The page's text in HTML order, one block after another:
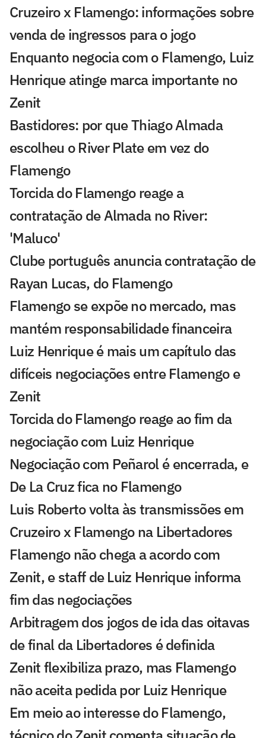
Cruzeiro x Flamengo: informações sobre
venda de ingressos para o jogo
Enquanto negocia com o Flamengo, Luiz
Henrique atinge marca importante no
Zenit
Bastidores: por que Thiago Almada
escolheu o River Plate em vez do
Flamengo
Torcida do Flamengo reage a
contratação de Almada no River:
'Maluco'
Clube português anuncia contratação de
Rayan Lucas, do Flamengo
Flamengo se expõe no mercado, mas
mantém responsabilidade financeira
Luiz Henrique é mais um capítulo das
difíceis negociações entre Flamengo e
Zenit
Torcida do Flamengo reage ao fim da
negociação com Luiz Henrique
Negociação com Peñarol é encerrada, e
De La Cruz fica no Flamengo
Luis Roberto volta às transmissões em
Cruzeiro x Flamengo na Libertadores
Flamengo não chega a acordo com
Zenit, e staff de Luiz Henrique informa
fim das negociações
Arbitragem dos jogos de ida das oitavas
de final da Libertadores é definida
Zenit flexibiliza prazo, mas Flamengo
não aceita pedida por Luiz Henrique
Em meio ao interesse do Flamengo,